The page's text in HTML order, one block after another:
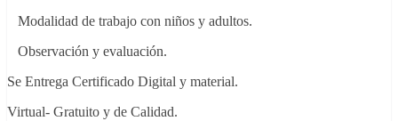
Modalidad de trabajo con niños y adultos.
Observación y evaluación.
Se Entrega Certificado Digital y material.
Virtual- Gratuito y de Calidad.